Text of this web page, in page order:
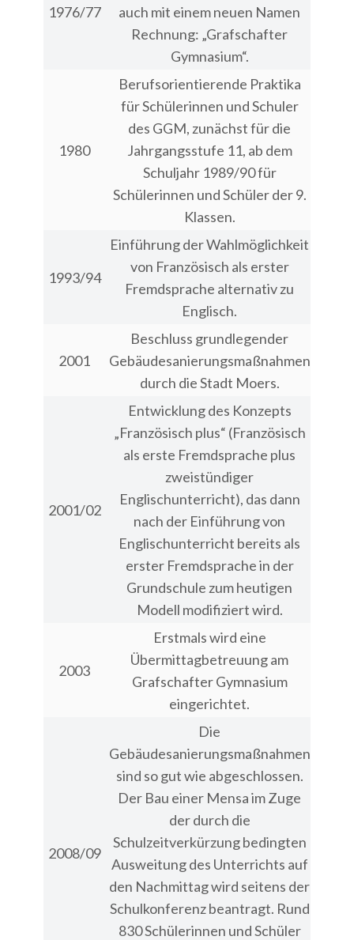
1976/77
auch mit einem neuen Namen
Rechnung: „Grafschafter
Gymnasium“.
1980
Berufsorientierende Praktika
für Schülerinnen und Schuler
des GGM, zunächst für die
Jahrgangsstufe 11, ab dem
Schuljahr 1989/90 für
Schülerinnen und Schüler der 9.
Klassen.
1993/94
Einführung der Wahlmöglichkeit
von Französisch als erster
Fremdsprache alternativ zu
Englisch.
2001
Beschluss grundlegender
Gebäudesanierungsmaßnahmen
durch die Stadt Moers.
2001/02
Entwicklung des Konzepts
„Französisch plus“ (Französisch
als erste Fremdsprache plus
zweistündiger
Englischunterricht), das dann
nach der Einführung von
Englischunterricht bereits als
erster Fremdsprache in der
Grundschule zum heutigen
Modell modifiziert wird.
2003
Erstmals wird eine
Übermittagbetreuung am
Grafschafter Gymnasium
eingerichtet.
2008/09
Die
Gebäudesanierungsmaßnahmen
sind so gut wie abgeschlossen.
Der Bau einer Mensa im Zuge
der durch die
Schulzeitverkürzung bedingten
Ausweitung des Unterrichts auf
den Nachmittag wird seitens der
Schulkonferenz beantragt. Rund
830 Schülerinnen und Schüler